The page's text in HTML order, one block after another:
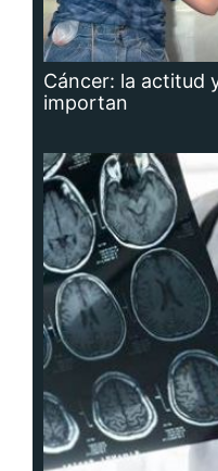
Cáncer: la actitud
importan